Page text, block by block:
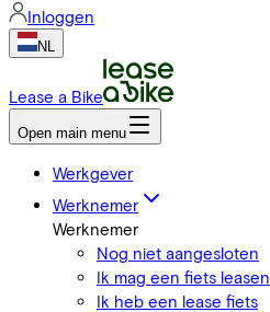
Inloggen
NL
Lease a Bike
Open main menu
Werkgever
Werknemer
Werknemer
Nog niet aangesloten
Ik mag een fiets leasen
Ik heb een lease fiets